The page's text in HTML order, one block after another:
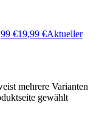
€19,99 €Aktueller
mehrere Varianten
gewählt